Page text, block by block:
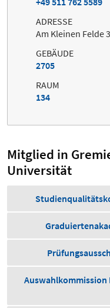
ADRESSE
Am Kleinen Felde
GEBÄUDE
2705
RAUM
134
Mitglied in
Universität